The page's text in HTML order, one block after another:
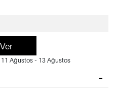
11 Ağustos - 13 Ağustos